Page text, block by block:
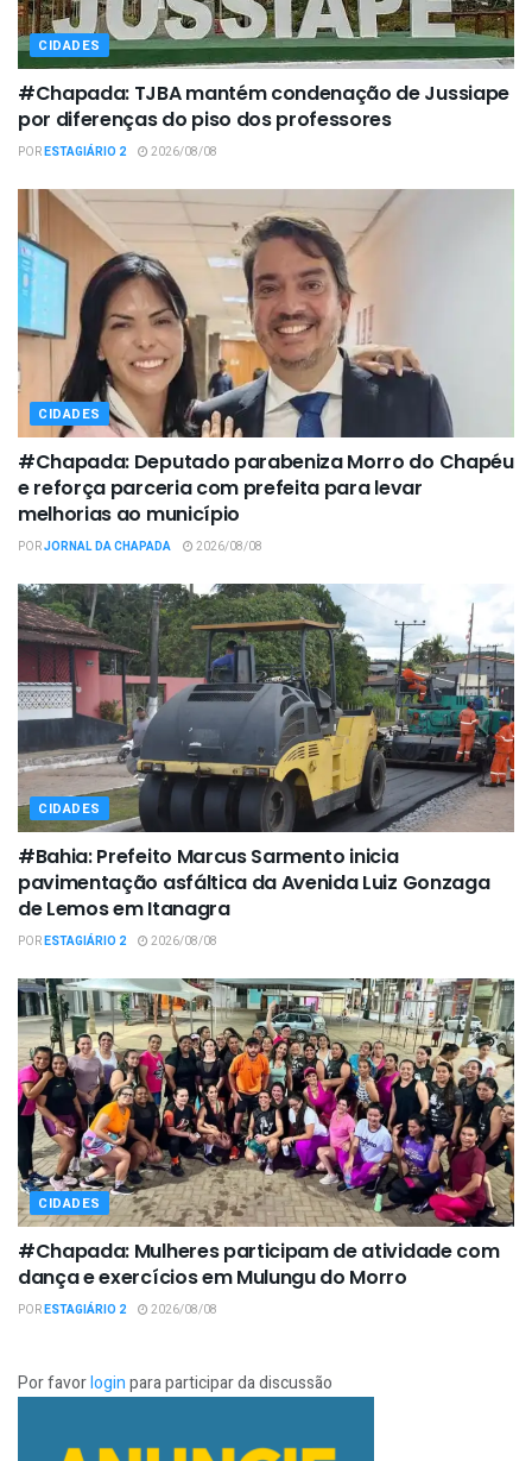
CIDADES
#Chapada: TJBA mantém condenação de Jussiape
por diferenças do piso dos professores
PORESTAGIÁRIO 2 2026/08/08
CIDADES
#Chapada: Deputado parabeniza Morro do Chapéu
e reforça parceria com prefeita para levar
melhorias ao município
PORJORNAL DA CHAPADA 2026/08/08
CIDADES
#Bahia: Prefeito Marcus Sarmento inicia
pavimentação asfáltica da Avenida Luiz Gonzaga
de Lemos em Itanagra
PORESTAGIÁRIO 2 2026/08/08
CIDADES
#Chapada: Mulheres participam de atividade com
dança e exercícios em Mulungu do Morro
PORESTAGIÁRIO 2 2026/08/08
Por favorloginpara participar da discussão